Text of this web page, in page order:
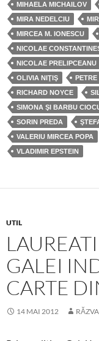
MIHAELA MICHAILOV
MIRA NEDELCIU
MIRCEA M. IONESCU
NICOLAE
NICOLAE PRELIPCEANU
OLIVIA NIŢIŞ
RICHARD NOYCE
SIMONA ŞI BARBU
SORIN PREDA
VALERIU MIRCEA POPA
VLADIMIR EPSTEIN
UTIL
GALEI
CARTE
14 MAI 2012